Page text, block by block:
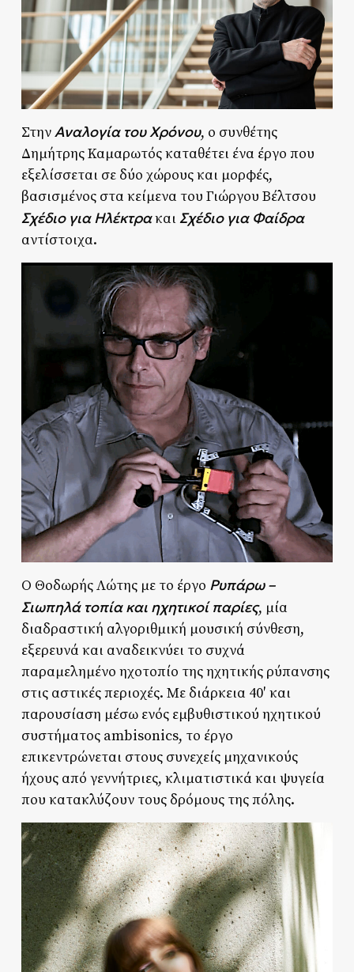
ΣτηνΑναλογία του Χρόνου, ο συνθέτης
Δημήτρης Καμαρωτός καταθέτει ένα έργο που
εξελίσσεται σε δύο χώρους και μορφές,
βασισμένος στα κείμενα του Γιώργου Βέλτσου
Σχέδιο για ΗλέκτρακαιΣχέδιο για Φαίδρα
αντίστοιχα.
Ο Θοδωρής Λώτης με το έργο Ρυπάρω –
Σιωπηλά τοπία και ηχητικοί παρίες, μία
διαδραστική αλγοριθμική μουσική σύνθεση,
εξερευνά και αναδεικνύει το συχνά
παραμελημένο ηχοτοπίο της ηχητικής ρύπανσης
στις αστικές περιοχές. Με διάρκεια 40′ και
παρουσίαση μέσω ενός εμβυθιστικού ηχητικού
συστήματος ambisonics, το έργο
επικεντρώνεται στους συνεχείς μηχανικούς
ήχους από γεννήτριες, κλιματιστικά και ψυγεία
που κατακλύζουν τους δρόμους της πόλης.